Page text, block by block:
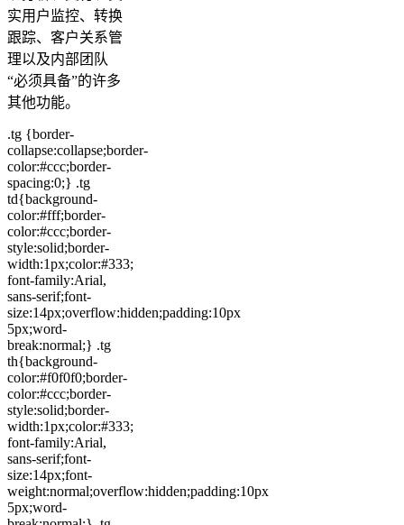
实用户监控、转换
跟踪、客户关系管
理以及内部团队
“必须具备”的许多
其他功能。
.tg {border-
collapse:collapse;border-
color:#ccc;border-
spacing:0;} .tg
td{background-
color:#fff;border-
color:#ccc;border-
style:solid;border-
width:1px;color:#333;
font-family:Arial,
sans-serif;font-
size:14px;overflow:hidden;padding:10px
5px;word-
break:normal;} .tg
th{background-
color:#f0f0f0;border-
color:#ccc;border-
style:solid;border-
width:1px;color:#333;
font-family:Arial,
sans-serif;font-
size:14px;font-
weight:normal;overflow:hidden;padding:10px
5px;word-